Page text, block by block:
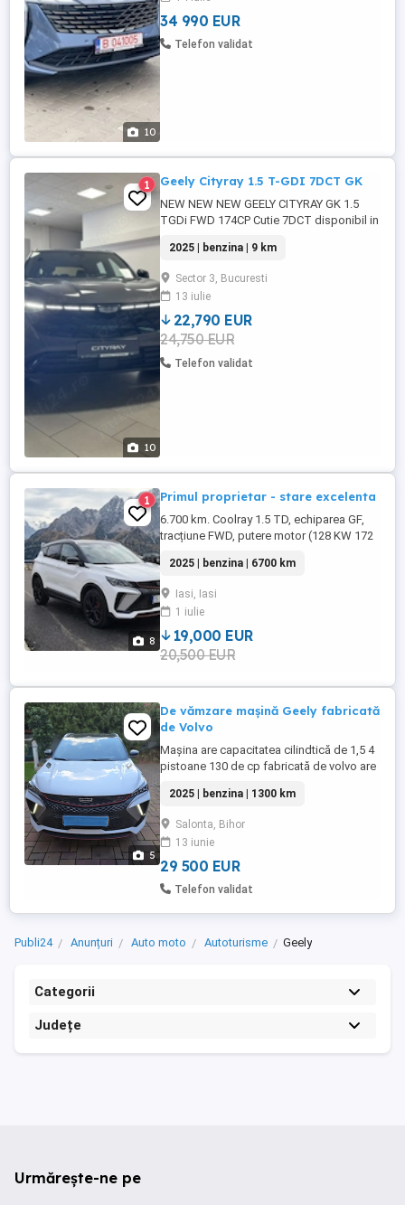
10
Rulaj ...
34 990 EUR
Telefon validat
10
1 Geely Cityray 1.5 T-GDI 7DCT GK
NEW NEW NEW GEELY CITYRAY GK 1.5
TGDi FWD 174CP Cutie 7DCT disponibil in
stele de siguranta la testele EuroNCAP
Pentru detalii sunati la numarul Sergiu
Prodan Pentru detalii sunati la numarul
Soare Flavius Masina cu garantie oferita
de producator, ...
2025 | benzina | 9 km
Sector 3, Bucuresti
13 iulie
22,790 EUR
24,750 EUR
Telefon validat
8
1 Primul proprietar - stare excelenta
6.700 km. Coolray 1.5 TD, echiparea GF,
tracțiune FWD, putere motor (128 KW 172
supra alimentat cu turbina, capacitate
cilindrică motor 1499 cmc, accelerație 0-
100 km h, 7,6 s, consum de carburant
(combinat), 5,8 % km, jante din aluminiu
de 18" - ediție Sporty ...
2025 | benzina | 6700 km
Iasi, Iasi
1 iulie
19,000 EUR
20,500 EUR
5
De vămzare mașină Geely fabricată
de Volvo
Mașina are capacitatea cilindtică de 1,5 4
pistoane 130 de cp fabricată de volvo are
parcare automată km 1300 cutie automată
7tdc mașina este nouă
2025 | benzina | 1300 km
Salonta, Bihor
13 iunie
29 500 EUR
Telefon validat
Publi24 Anunțuri Auto moto Autoturisme Geely
Categorii
Județe
Urmărește-ne pe